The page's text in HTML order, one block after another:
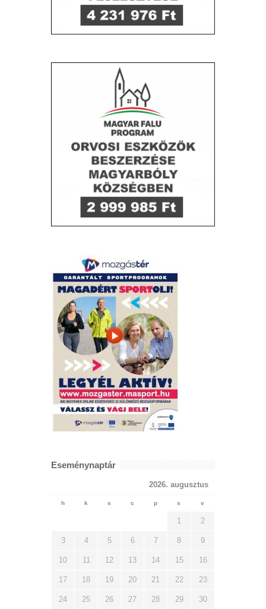
Eseménynaptár
2026. augusztus
h k s c p s v
1 2
3 4 5 6 7 8 9
10 11 12 13 14 15 16
17 18 19 20 21 22 23
24 25 26 27 28 29 30